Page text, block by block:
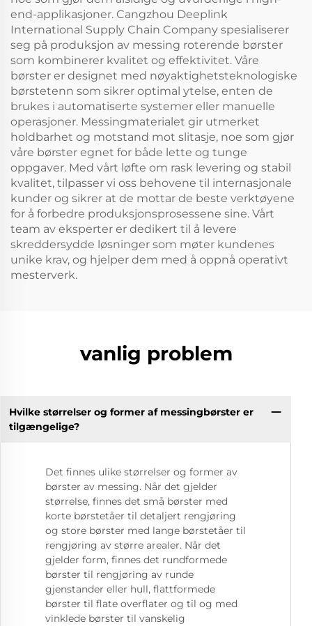
end-applikasjoner. Cangzhou Deeplink
International Supply Chain Company spesialiserer
seg på produksjon av messing roterende børster
som kombinerer kvalitet og effektivitet. Våre
børster er designet med nøyaktighetsteknologiske
børstetenn som sikrer optimal ytelse, enten de
brukes i automatiserte systemer eller manuelle
operasjoner. Messingmaterialet gir utmerket
holdbarhet og motstand mot slitasje, noe som gjør
våre børster egnet for både lette og tunge
oppgaver. Med vårt løfte om rask levering og stabil
kvalitet, tilpasser vi oss behovene til internasjonale
kunder og sikrer at de mottar de beste verktøyene
for å forbedre produksjonsprosessene sine. Vårt
team av eksperter er dedikert til å levere
skreddersydde løsninger som møter kundenes
unike krav, og hjelper dem med å oppnå operativt
mesterverk.
vanlig problem
Hvilke størrelser og former af messingbørster er
tilgængelige?
Det finnes ulike størrelser og former av
børster av messing. Når det gjelder
størrelse, finnes det små børster med
korte børstetåer til detaljert rengjøring
og store børster med lange børstetåer til
rengjøring av større arealer. Når det
gjelder form, finnes det rundformede
børster til rengjøring av runde
gjenstander eller hull, flattformede
børster til flate overflater og til og med
vinklede børster til vanskelig